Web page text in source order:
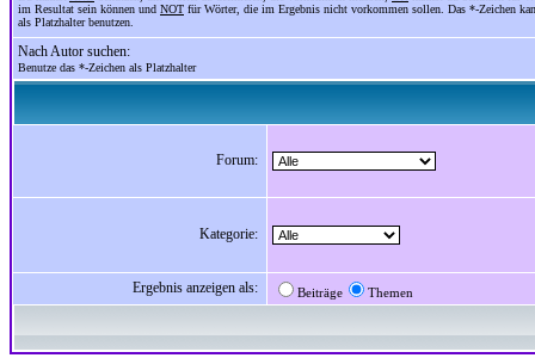
im Resultat sein können und NOT für Wörter, die im Ergebnis nicht vorkommen sollen. Das *-Zeichen
als Platzhalter benutzen.
Nach Autor suchen:
Benutze das *-Zeichen als Platzhalter
Forum:
Kategorie:
Ergebnis anzeigen als: Beiträge Themen